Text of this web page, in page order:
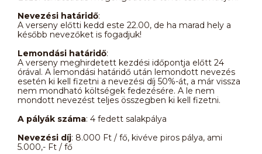
Nevezési határidő:
A verseny előtti kedd este 22.00, de ha marad hely a
később nevezőket is fogadjuk!
Lemondási határidő:
A verseny meghirdetett kezdési időpontja előtt 24
órával. A lemondási határidő után lemondott nevezés
esetén ki kell fizetni a nevezési díj 50%-át, a már vissza
nem mondható költségek fedezésére. A le nem
mondott nevezést teljes összegben ki kell fizetni.
A pályák száma: 4 fedett salakpálya
Nevezési díj: 8.000 Ft / fő, kivéve piros pálya, ami
5.000,- Ft / fő